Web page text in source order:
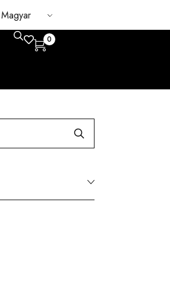
Magyar
0